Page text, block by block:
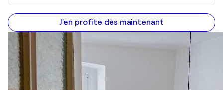
J'en profite dès maintenant